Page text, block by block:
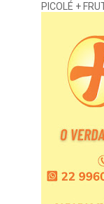
PICOLÉ +